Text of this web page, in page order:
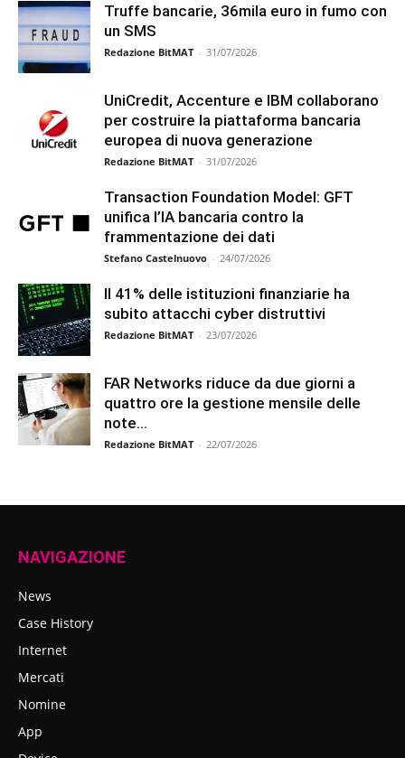
Truffe bancarie, 36mila euro in fumo con
un SMS
Redazione BitMAT - 31/07/2026
UniCredit, Accenture e IBM collaborano
per costruire la piattaforma bancaria
europea di nuova generazione
Redazione BitMAT - 31/07/2026
Transaction Foundation Model: GFT
unifica l’IA bancaria contro la
frammentazione dei dati
Stefano Castelnuovo - 24/07/2026
Il 41% delle istituzioni finanziarie ha
subito attacchi cyber distruttivi
Redazione BitMAT - 23/07/2026
FAR Networks riduce da due giorni a
quattro ore la gestione mensile delle
note...
Redazione BitMAT - 22/07/2026
NAVIGAZIONE
News
Case History
Internet
Mercati
Nomine
App